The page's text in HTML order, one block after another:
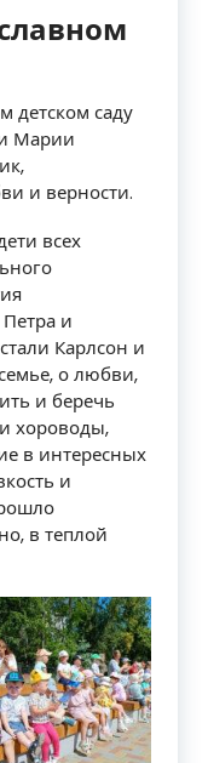
детском саду
Марии
и верности.
всех
и
Карлсон и
о любви,
и беречь
хороводы,
в интересных
и
в теплой